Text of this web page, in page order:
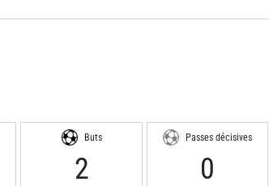
Buts
2
Passes décisives
0